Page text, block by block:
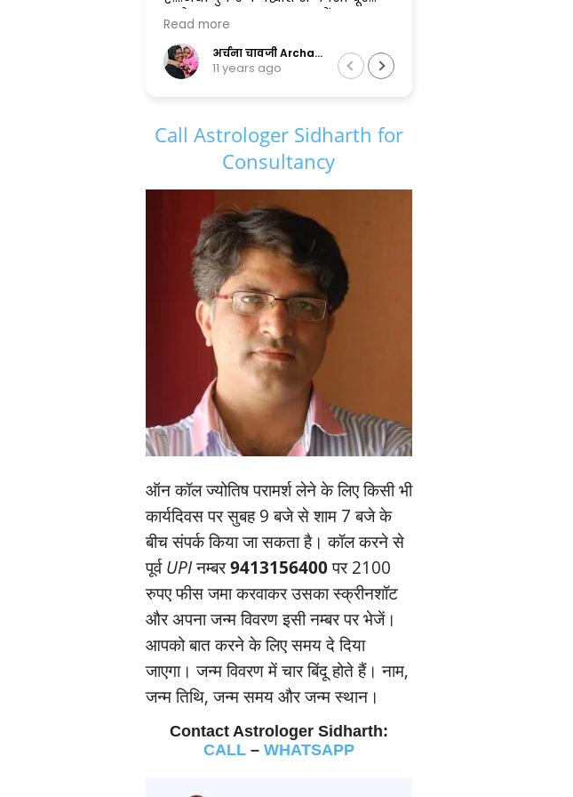
....और स्पष्ट.......सरल भाषा में......
एक सुलझी सोच के मालिक सिद्धार्थ
जी पिछली और अगली दोनों पीढ़ियों के
सामंजस्य को बनाए रखने में सफल
and hope, making life's journey
smoother and more meaningful.
1 year ago
Call Astrologer Sidharth for
Consultancy
ऑन कॉल ज्‍योतिष परामर्श लेने के लिए किसी भी
कार्यदिवस पर सुबह 9 बजे से शाम 7 बजे के
बीच संपर्क किया जा सकता है। कॉल करने से
पूर्वUPIनम्‍बर9413156400पर 2100
रुपए फीस जमा करवाकर उसका स्‍क्रीनशॉट
और अपना जन्‍म विवरण इसी नम्‍बर पर भेजें।
आपको बात करने के लिए समय दे दिया
जाएगा। जन्‍म विवरण में चार बिंदू होते हैं। नाम,
जन्‍म तिथि, जन्‍म समय और जन्‍म स्‍थान।
Contact Astrologer Sidharth:
CALL– WHATSAPP